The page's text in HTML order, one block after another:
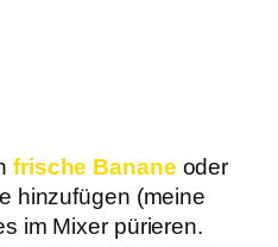
frische Banane oder
hinzufügen (meine
im Mixer pürieren.